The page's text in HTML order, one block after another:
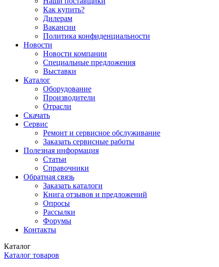
Как купить?
Дилерам
Вакансии
Политика конфиденциальности
Новости
Новости компании
Специальные предложения
Выставки
Каталог
Оборудование
Производители
Отрасли
Скачать
Сервис
Ремонт и сервисное обслуживание
Заказать сервисные работы
Полезная информация
Статьи
Справочники
Обратная связь
Заказать каталоги
Книга отзывов и предложений
Опросы
Рассылки
Форумы
Контакты
Каталог
Каталог товаров